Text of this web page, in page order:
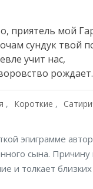
приятель мой
сундук твой
учит нас,
воровство рождает.
Короткие
эпиграмме
сына.
и толкает